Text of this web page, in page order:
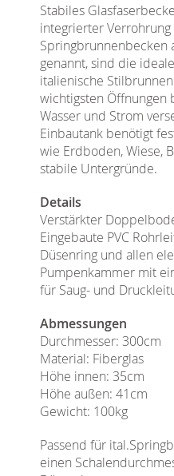
Stabiles
integrierter
Springbrunnenbecken
genannt, sind die
italienische
wichtigsten Öffnungen
Wasser und Strom
Einbautank benötigt
wie Erdboden, Wiese,
stabile Untergründe.
Details
Verstärkter
Eingebaute PVC
Düsenring und allen
Pumpenkammer mit
für Saug- und
Abmessungen
Durchmesser: 300cm
Material: Fiberglas
Höhe innen: 35cm
Höhe außen: 41cm
Gewicht: 100kg
Passend für
einen